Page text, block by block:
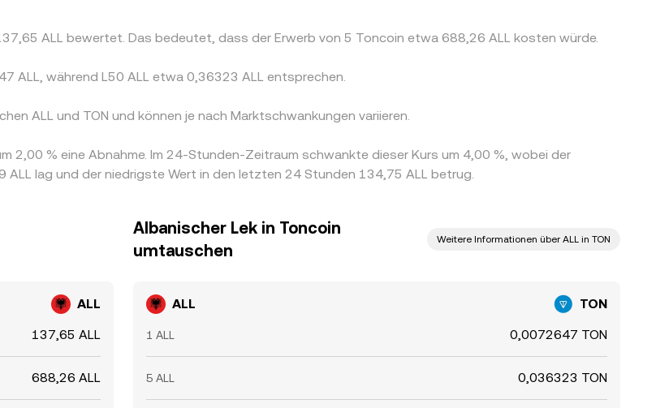
ALL bewertet. Das bedeutet, dass der Erwerb von 5 Toncoin etwa 688,26 ALL kosten würde.
ALL, während L50 ALL etwa 0,36323 ALL entsprechen.
ALL und TON und können je nach Marktschwankungen variieren.
2,00 % eine Abnahme. Im 24-Stunden-Zeitraum schwankte dieser Kurs um 4,00 %, wobei der
lag und der niedrigste Wert in den letzten 24 Stunden 134,75 ALL betrug.
ALL
137,65 ALL
688,26 ALL
Albanischer Lek in Toncoin
umtauschen
Weitere Informationen über ALL in TON
ALL TON
1 ALL 0,0072647 TON
5 ALL 0,036323 TON